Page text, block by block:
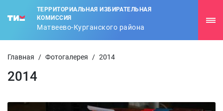
ТЕРРИТОРИАЛЬНАЯ ИЗБИРАТЕЛЬНАЯ
КОМИССИЯ
Матвеево-Курганского района
Главная / Фотогалерея / 2014
2014